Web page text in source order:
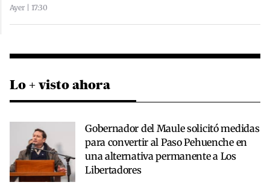
Ayer | 17:30
Lo + visto ahora
Gobernador del Maule solicitó medidas
para convertir al Paso Pehuenche en
una alternativa permanente a Los
Libertadores